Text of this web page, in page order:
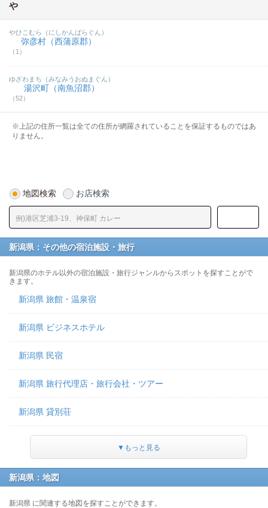
や
弥彦村（西蒲原郡）
（1）
やひこむら（にしかんばらぐん）
湯沢町（南魚沼郡）
（52）
ゆざわまち（みなみうおぬまぐん）
※上記の住所一覧は全ての住所が網羅されていることを保証するものではあ
りません。
地図検索 お店検索
新潟県：その他の宿泊施設・旅行
新潟県のホテル以外の宿泊施設・旅行ジャンルからスポットを探すことがで
きます。
新潟県 旅館・温泉宿
新潟県 ビジネスホテル
新潟県 民宿
新潟県 旅行代理店・旅行会社・ツアー
新潟県 貸別荘
▼もっと見る
新潟県：地図
新潟県 に関連する地図を探すことができます。